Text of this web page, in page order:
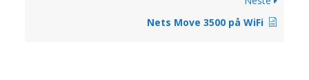
Nets Move 3500 på WiFi